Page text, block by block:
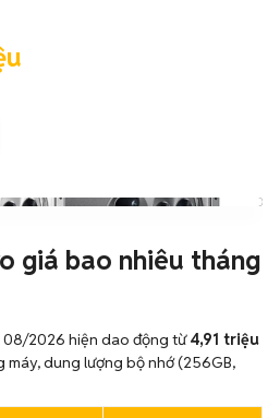
giá bao nhiêu tháng
08/2026 hiện dao động từ4,91 triệu
máy, dung lượng bộ nhớ (256GB,